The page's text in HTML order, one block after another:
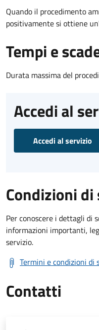
Quando il procedimento
positivamente si ottiene
Tempi e
Durata massima del
Accedi al
Accedi al servizio
Condizioni
Per conoscere i dettagli di
informazioni importanti,
servizio.
Termini e condizioni di
Contatti